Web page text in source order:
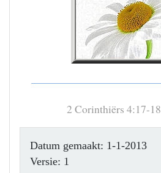
2 Corinthiërs 4:17-18
Datum gemaakt: 1-1-2013
Versie: 1